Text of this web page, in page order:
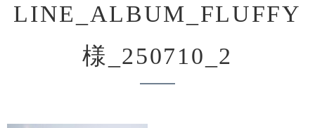
LINE_ALBUM_FLUFFY
様_250710_2